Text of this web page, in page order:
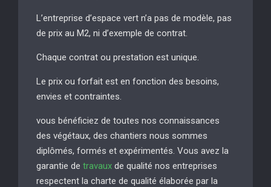
L’entreprise d’espace vert n’a pas de modèle, pas
de prix au M2, ni d’exemple de contrat.
Chaque contrat ou prestation est unique.
Le prix ou forfait est en fonction des besoins,
envies et contraintes.
vous bénéficiez de toutes nos connaissances
des végétaux, des chantiers nous sommes
diplômés, formés et expérimentés. Vous avez la
garantie de travaux de qualité nos entreprises
respectent la charte de qualité élaborée par la